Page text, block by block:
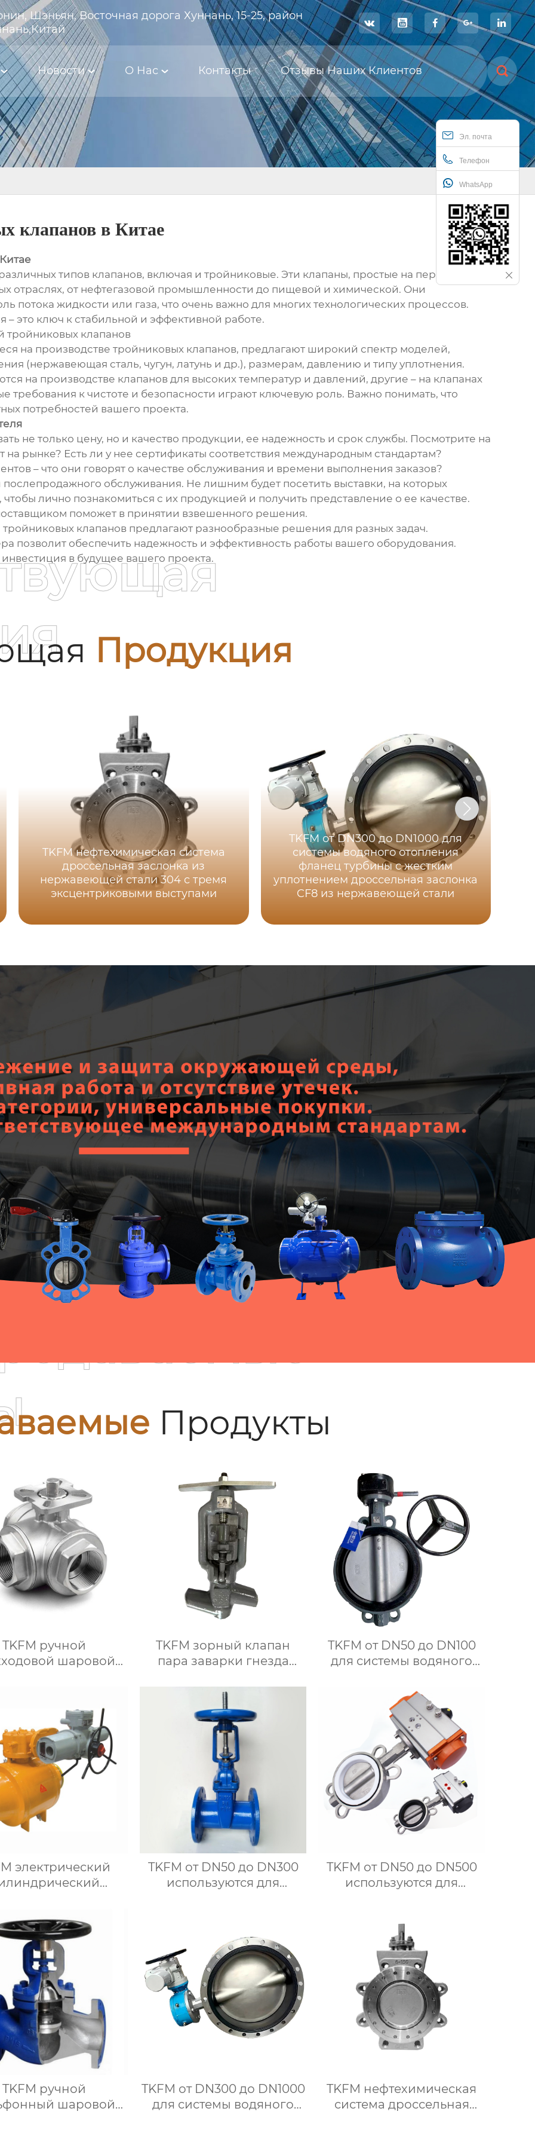
Шэньян, Восточная дорога Хуннань, 15-25, район
    
Новости О Hас Контакты Отзывы Наших Клиентов 
Эл. почта
Телефон
WhatsApp
клапанов в Китае
типов клапанов, включая и тройниковые. Эти клапаны, простые на первый
отраслях, от нефтегазовой промышленности до пищевой и химической. Они
потока жидкости или газа, что очень важно для многих технологических процессов.
это ключ к стабильной и эффективной работе.
тройниковых клапанов
на производстве тройниковых клапанов, предлагают широкий спектр моделей,
(нержавеющая сталь, чугун, латунь и др.), размерам, давлению и типу уплотнения.
на производстве клапанов для высоких температур и давлений, другие – на клапанах
к чистоте и безопасности играют ключевую роль. Важно понимать, что
потребностей вашего проекта.
не только цену, но и качество продукции, ее надежность и срок службы. Посмотрите на
на рынке? Есть ли у нее сертификаты соответствия международным стандартам?
– что они говорят о качестве обслуживания и времени выполнения заказов?
обслуживания. Не лишним будет посетить выставки, на которых
лично познакомиться с их продукцией и получить представление о ее качестве.
поможет в принятии взвешенного решения.
клапанов предлагают разнообразные решения для разных задач.
позволит обеспечить надежность и эффективность работы вашего оборудования.
в будущее вашего проекта.
Продукция
TKFM нефтехимическая система
дроссельная заслонка из
нержавеющей стали 304 с тремя
эксцентриковыми выступами
TKFM от DN300 до DN1000 для
системы водяного отопления
фланец турбины с жестким
уплотнением дроссельная заслонка
CF8 из нержавеющей стали
Продукты
TKFM ручной
шаровой
от DN8 до
DN100 для
систем
TKFM зорный клапан
пара заварки гнезда
кованой стали A105 для
электростанции
TKFM от DN50 до DN100
для системы водяного
уплотнением
дроссельная заслонка с
зажимом для чугунной
ручки
электрический
для химических
добычи нефти и
газа
TKFM от DN50 до DN300
используются для
уплотнением для систем
водяного отопления
TKFM от DN50 до DN500
используются для
нержавеющей стали с
фтористой облицовкой
для систем водяного
отопления
TKFM ручной
шаровой
TKFM от DN300 до DN1000
для системы водяного
TKFM нефтехимическая
система дроссельная